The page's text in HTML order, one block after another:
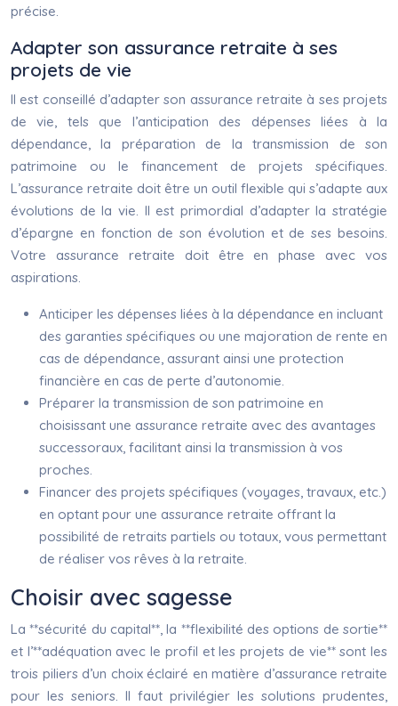
précise.
Adapter son assurance retraite à ses
projets de vie
Il est conseillé d’adapter son assurance retraite à ses projets
de vie, tels que l’anticipation des dépenses liées à la
dépendance, la préparation de la transmission de son
patrimoine ou le financement de projets spécifiques.
L’assurance retraite doit être un outil flexible qui s’adapte aux
évolutions de la vie. Il est primordial d’adapter la stratégie
d’épargne en fonction de son évolution et de ses besoins.
Votre assurance retraite doit être en phase avec vos
aspirations.
Anticiper les dépenses liées à la dépendance en incluant
des garanties spécifiques ou une majoration de rente en
cas de dépendance, assurant ainsi une protection
financière en cas de perte d’autonomie.
Préparer la transmission de son patrimoine en
choisissant une assurance retraite avec des avantages
successoraux, facilitant ainsi la transmission à vos
proches.
Financer des projets spécifiques (voyages, travaux, etc.)
en optant pour une assurance retraite offrant la
possibilité de retraits partiels ou totaux, vous permettant
de réaliser vos rêves à la retraite.
Choisir avec sagesse
La **sécurité du capital**, la **flexibilité des options de sortie**
et l’**adéquation avec le profil et les projets de vie** sont les
trois piliers d’un choix éclairé en matière d’assurance retraite
pour les seniors. Il faut privilégier les solutions prudentes,